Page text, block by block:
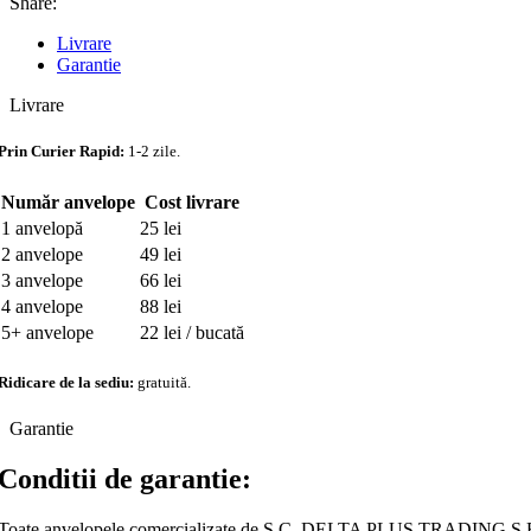
Livrare
Garantie
Livrare
Curier Rapid: 1-2 zile.
Număr anvelope Cost livrare
1 anvelopă
25 lei
2 anvelope
49 lei
3 anvelope
66 lei
4 anvelope
88 lei
5+ anvelope
22 lei / bucată
de la sediu: gratuită.
Garantie
de garantie: